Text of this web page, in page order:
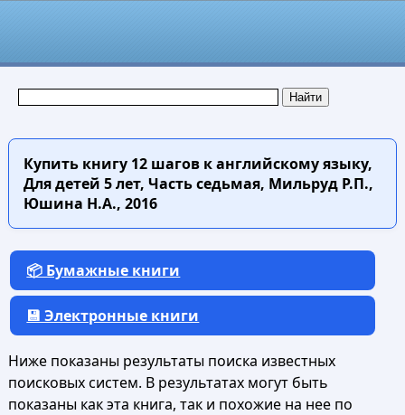
Купить книгу12 шагов к английскому языку,
Для детей 5 лет, Часть седьмая, Мильруд Р.П.,
Юшина Н.А., 2016
📦 Бумажные книги
💾 Электронные книги
Ниже показаны результаты поиска известных
поисковых систем. В результатах могут быть
показаны как эта книга, так и похожие на нее по